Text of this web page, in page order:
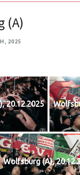
(A)
2025
20.12.2025
Wolfsburg (A),